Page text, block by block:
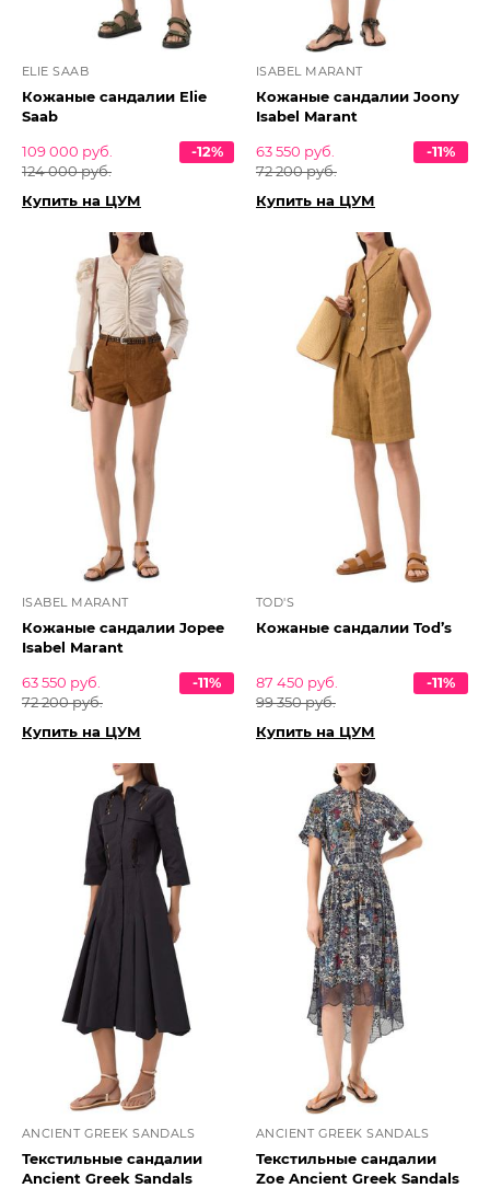
ELIE SAAB
Кожаные сандалии Elie
Saab
109 000 руб.
124 000 руб.
-12%
Купить на ЦУМ
ISABEL MARANT
Кожаные сандалии Joony
Isabel Marant
63 550 руб.
72 200 руб.
-11%
Купить на ЦУМ
ISABEL MARANT
Кожаные сандалии Jopee
Isabel Marant
63 550 руб.
72 200 руб.
-11%
Купить на ЦУМ
TOD'S
Кожаные сандалии Tod’s
87 450 руб.
99 350 руб.
-11%
Купить на ЦУМ
ANCIENT GREEK SANDALS
Текстильные сандалии
Ancient Greek Sandals
ANCIENT GREEK SANDALS
Текстильные сандалии
Zoe Ancient Greek Sandals